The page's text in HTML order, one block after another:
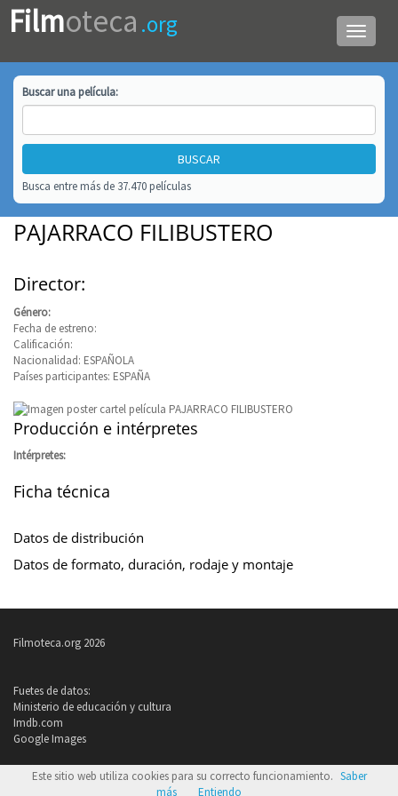
Menú
de
Filmoteca .org
Buscar unapelícula:
Busca entre más de 37.470 películas
PAJARRACO FILIBUSTERO
Director:
Género:
Fecha de estreno:
Calificación:
Nacionalidad: ESPAÑOLA
Países participantes: ESPAÑA
Producción e intérpretes
Intérpretes:
Ficha técnica
Datos de distribución
Datos de formato, duración, rodaje y montaje
Filmoteca.org 2026
Fuetes de datos:
Ministerio de educación y cultura
Imdb.com
Google Images
Política de privacidad
Este sitio web utiliza cookies para su correcto funcionamiento. Saber
más
Entiendo